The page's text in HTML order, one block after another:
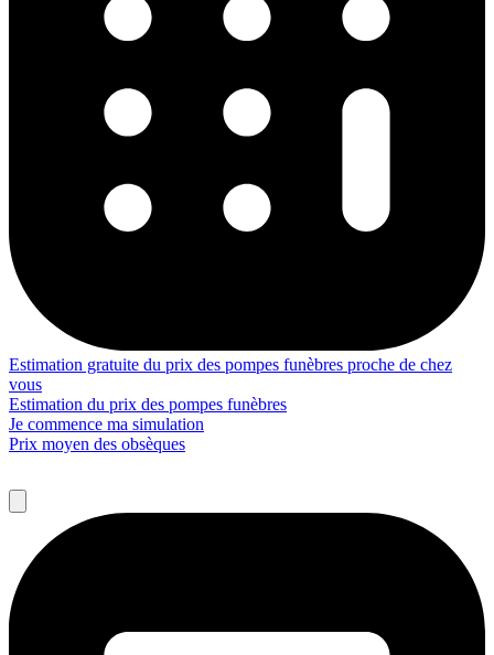
Estimation gratuite du prix des pompes funèbres proche de chez
vous
Estimation du prix des pompes funèbres
Je commence ma simulation
Prix moyen des obsèques